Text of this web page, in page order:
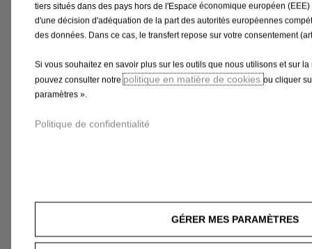
Tapis De Coffre - Moquette
Aiguilletee
Tapis
tiers situés dans des pays hors de l'Espace économique européen
d'une décision d'adéquation de la part des autorités européennes
des données. Dans ce cas, le transfert repose sur votre consentement
Si vous souhaitez en savoir plus sur les outils que nous utilisons et sur
pouvez consulter notre politique en matière de cookies ou cliquer
paramètres ».
Politique de confidentialité
GÉRER MES PARAMÈTRES